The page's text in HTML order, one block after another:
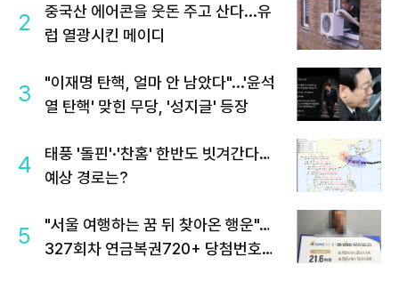
2
중국산 에어콘을 웃돈 주고 산다...유
럽 열광시킨 메이디
3
"이재명 탄핵, 얼마 안 남았다"...'윤석
열 탄핵' 맞힌 무당, '성지글' 등장
4
태풍 '돌핀'·'찬홈' 한반도 빗겨간다…
예상 경로는?
5
"서울 여행하는 꿈 뒤 찾아온 행운"…
327회차 연금복권720+ 당첨번호조